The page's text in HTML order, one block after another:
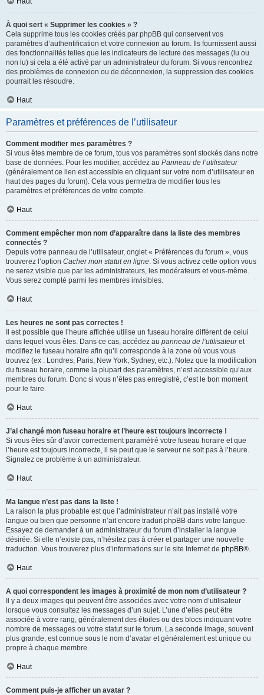
À quoi sert « Supprimer les cookies » ?
Cela supprime tous les cookies créés par phpBB qui conservent vos
paramètres d’authentification et votre connexion au forum. Ils fournissent aussi
des fonctionnalités telles que les indicateurs de lecture des messages (lu ou
non lu) si cela a été activé par un administrateur du forum. Si vous rencontrez
des problèmes de connexion ou de déconnexion, la suppression des cookies
pourrait les résoudre.
Haut
Paramètres et préférences de l’utilisateur
Comment modifier mes paramètres ?
Si vous êtes membre de ce forum, tous vos paramètres sont stockés dans notre
base de données. Pour les modifier, accédez au Panneau de l’utilisateur
(généralement ce lien est accessible en cliquant sur votre nom d’utilisateur en
haut des pages du forum). Cela vous permettra de modifier tous les
paramètres et préférences de votre compte.
Haut
Comment empêcher mon nom d’apparaître dans la liste des membres
connectés ?
Depuis votre panneau de l’utilisateur, onglet « Préférences du forum », vous
trouverez l’option Cacher mon statut en ligne. Si vous activez cette option vous
ne serez visible que par les administrateurs, les modérateurs et vous-même.
Vous serez compté parmi les membres invisibles.
Haut
Les heures ne sont pas correctes !
Il est possible que l’heure affichée utilise un fuseau horaire différent de celui
dans lequel vous êtes. Dans ce cas, accédez au panneau de l’utilisateuret
modifiez le fuseau horaire afin qu’il corresponde à la zone où vous vous
trouvez (ex : Londres, Paris, New York, Sydney, etc.). Notez que la modification
du fuseau horaire, comme la plupart des paramètres, n’est accessible qu’aux
membres du forum. Donc si vous n’êtes pas enregistré, c’est le bon moment
pour le faire.
Haut
J’ai changé mon fuseau horaire et l’heure est toujours incorrecte !
Si vous êtes sûr d’avoir correctement paramétré votre fuseau horaire et que
l’heure est toujours incorrecte, il se peut que le serveur ne soit pas à l’heure.
Signalez ce problème à un administrateur.
Haut
Ma langue n’est pas dans la liste !
La raison la plus probable est que l’administrateur n’ait pas installé votre
langue ou bien que personne n’ait encore traduit phpBB dans votre langue.
Essayez de demander à un administrateur du forum d’installer la langue
désirée. Si elle n’existe pas, n’hésitez pas à créer et partager une nouvelle
traduction. Vous trouverez plus d’informations sur le site Internet de phpBB®.
Haut
A quoi correspondent les images à proximité de mon nom d’utilisateur ?
Il y a deux images qui peuvent être associées avec votre nom d’utilisateur
lorsque vous consultez les messages d’un sujet. L’une d’elles peut être
associée à votre rang, généralement des étoiles ou des blocs indiquant votre
nombre de messages ou votre statut sur le forum. La seconde image, souvent
plus grande, est connue sous le nom d’avatar et généralement est unique ou
propre à chaque membre.
Haut
Comment puis-je afficher un avatar ?